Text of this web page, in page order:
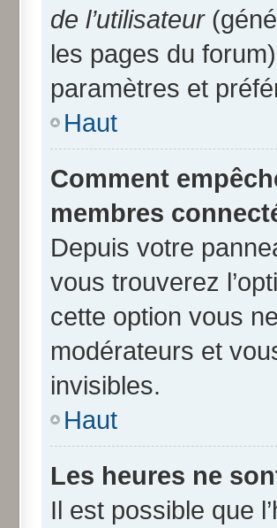
de l’utilisateur
les pages du
paramètres et
Haut
Comment
membres
Depuis votre
vous trouverez
cette option vous
modérateurs et
invisibles.
Haut
Les heures ne
Il est possible que